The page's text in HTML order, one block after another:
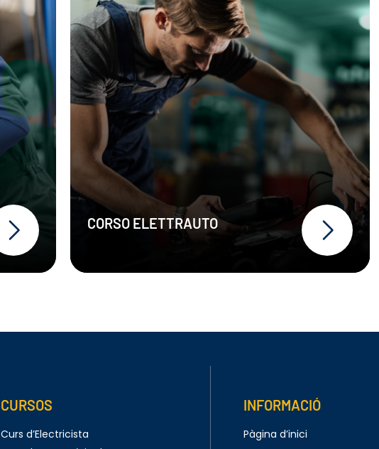
CORSO ELETTRAUTO
CURSOS
Curs d’Electricista
INFORMACIÓ
Pàgina d’inici